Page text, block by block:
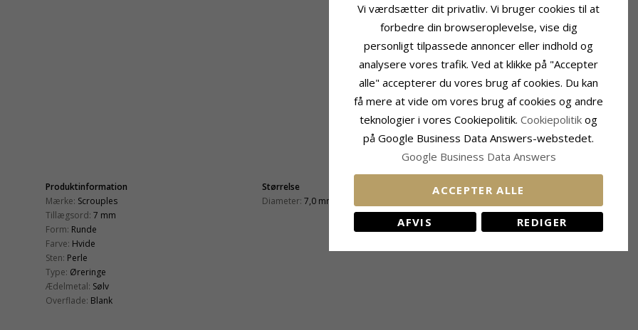
Produktinformation
Mærke: Scrouples
Tillægsord: 7 mm
Form: Runde
Farve: Hvide
Sten: Perle
Type: Øreringe
Ædelmetal: Sølv
Overflade: Blank
Størrelse
Diameter: 7,0 mm
Leveringstid
Vi værdsætter dit privatliv. Vi bruger cookies til at
forbedre din browseroplevelse, vise dig
personligt tilpassede annoncer eller indhold og
analysere vores trafik. Ved at klikke på "Accepter
alle" accepterer du vores brug af cookies. Du kan
få mere at vide om vores brug af cookies og andre
teknologier i vores Cookiepolitik. Cookiepolitik og
på Google Business Data Answers-webstedet.
Google Business Data Answers
ACCEPTER ALLE
AFVIS REDIGER